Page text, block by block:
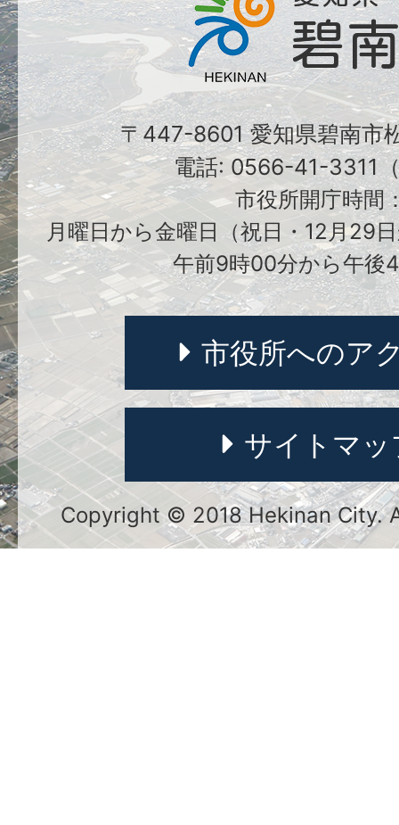
〒447-8601 愛知県碧南市
電話: 0566-41-3311
市役所開庁時間
月曜日から金曜日（祝日・12月29
午前9時00分から午後
市役所へのア
サイトマッ
Copyright © 2018 Hekinan City.